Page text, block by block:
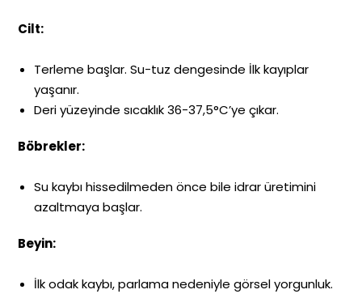
Cilt:
Terleme başlar. Su-tuz dengesinde İlk kayıplar
yaşanır.
Deri yüzeyinde sıcaklık 36-37,5°C’ye çıkar.
Böbrekler:
Su kaybı hissedilmeden önce bile idrar üretimini
azaltmaya başlar.
Beyin:
İlk odak kaybı, parlama nedeniyle görsel yorgunluk.